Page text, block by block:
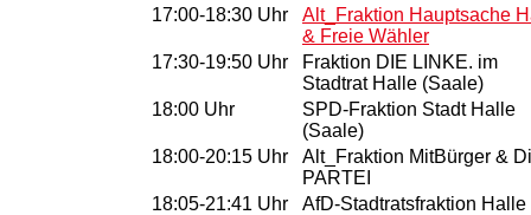
17:00-18:30 Uhr
Alt_Fraktion Hauptsache
& Freie Wähler
17:30-19:50 Uhr
Fraktion DIE LINKE. im
Stadtrat Halle (Saale)
18:00 Uhr
SPD-Fraktion Stadt Halle
(Saale)
18:00-20:15 Uhr
Alt_Fraktion MitBürger &
PARTEI
18:05-21:41 Uhr
AfD-Stadtratsfraktion Halle